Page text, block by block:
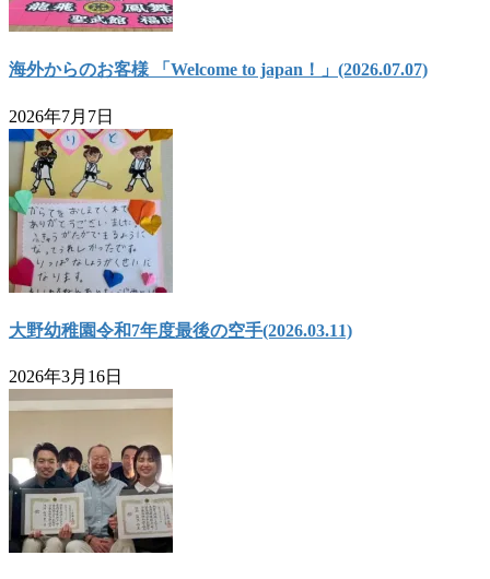
海外からのお客様 「Welcome to japan！」(2026.07.07)
2026年7月7日
大野幼稚園令和7年度最後の空手(2026.03.11)
2026年3月16日